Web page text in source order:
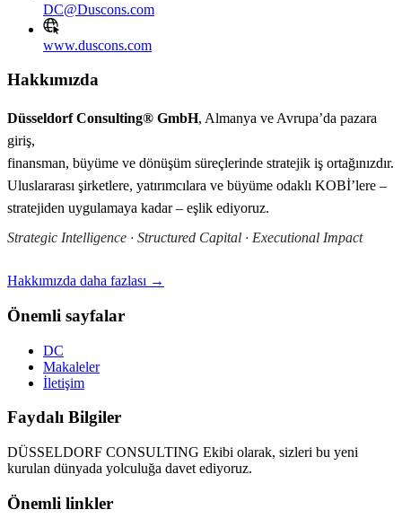
DC@Duscons.com
www.duscons.com
Hakkımızda
Düsseldorf Consulting® GmbH, Almanya ve Avrupa’da pazara
giriş,
finansman, büyüme ve dönüşüm süreçlerinde stratejik iş ortağınızdır.
Uluslararası şirketlere, yatırımcılara ve büyüme odaklı KOBİ’lere –
stratejiden uygulamaya kadar – eşlik ediyoruz.
Strategic Intelligence · Structured Capital · Executional Impact
Hakkımızda daha fazlası →
Önemli sayfalar
DC
Makaleler
İletişim
Faydalı Bilgiler
DÜSSELDORF CONSULTING Ekibi olarak, sizleri bu yeni
kurulan dünyada yolculuğa davet ediyoruz.
Önemli linkler